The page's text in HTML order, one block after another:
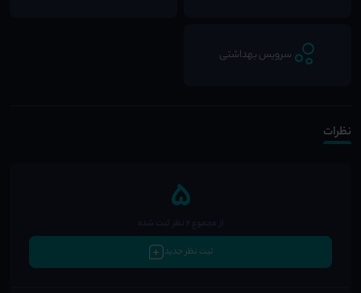
سرویس بهداشتی
نظرات
5از مجموع 2 نظر ثبت شده
ثبت نظر جدید